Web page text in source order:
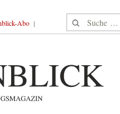
Abo Suche nach: